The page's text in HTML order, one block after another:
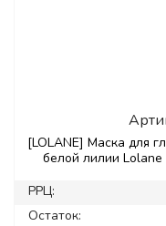
[LOLANE] Маска для
белой лилии
РРЦ:
Остаток: